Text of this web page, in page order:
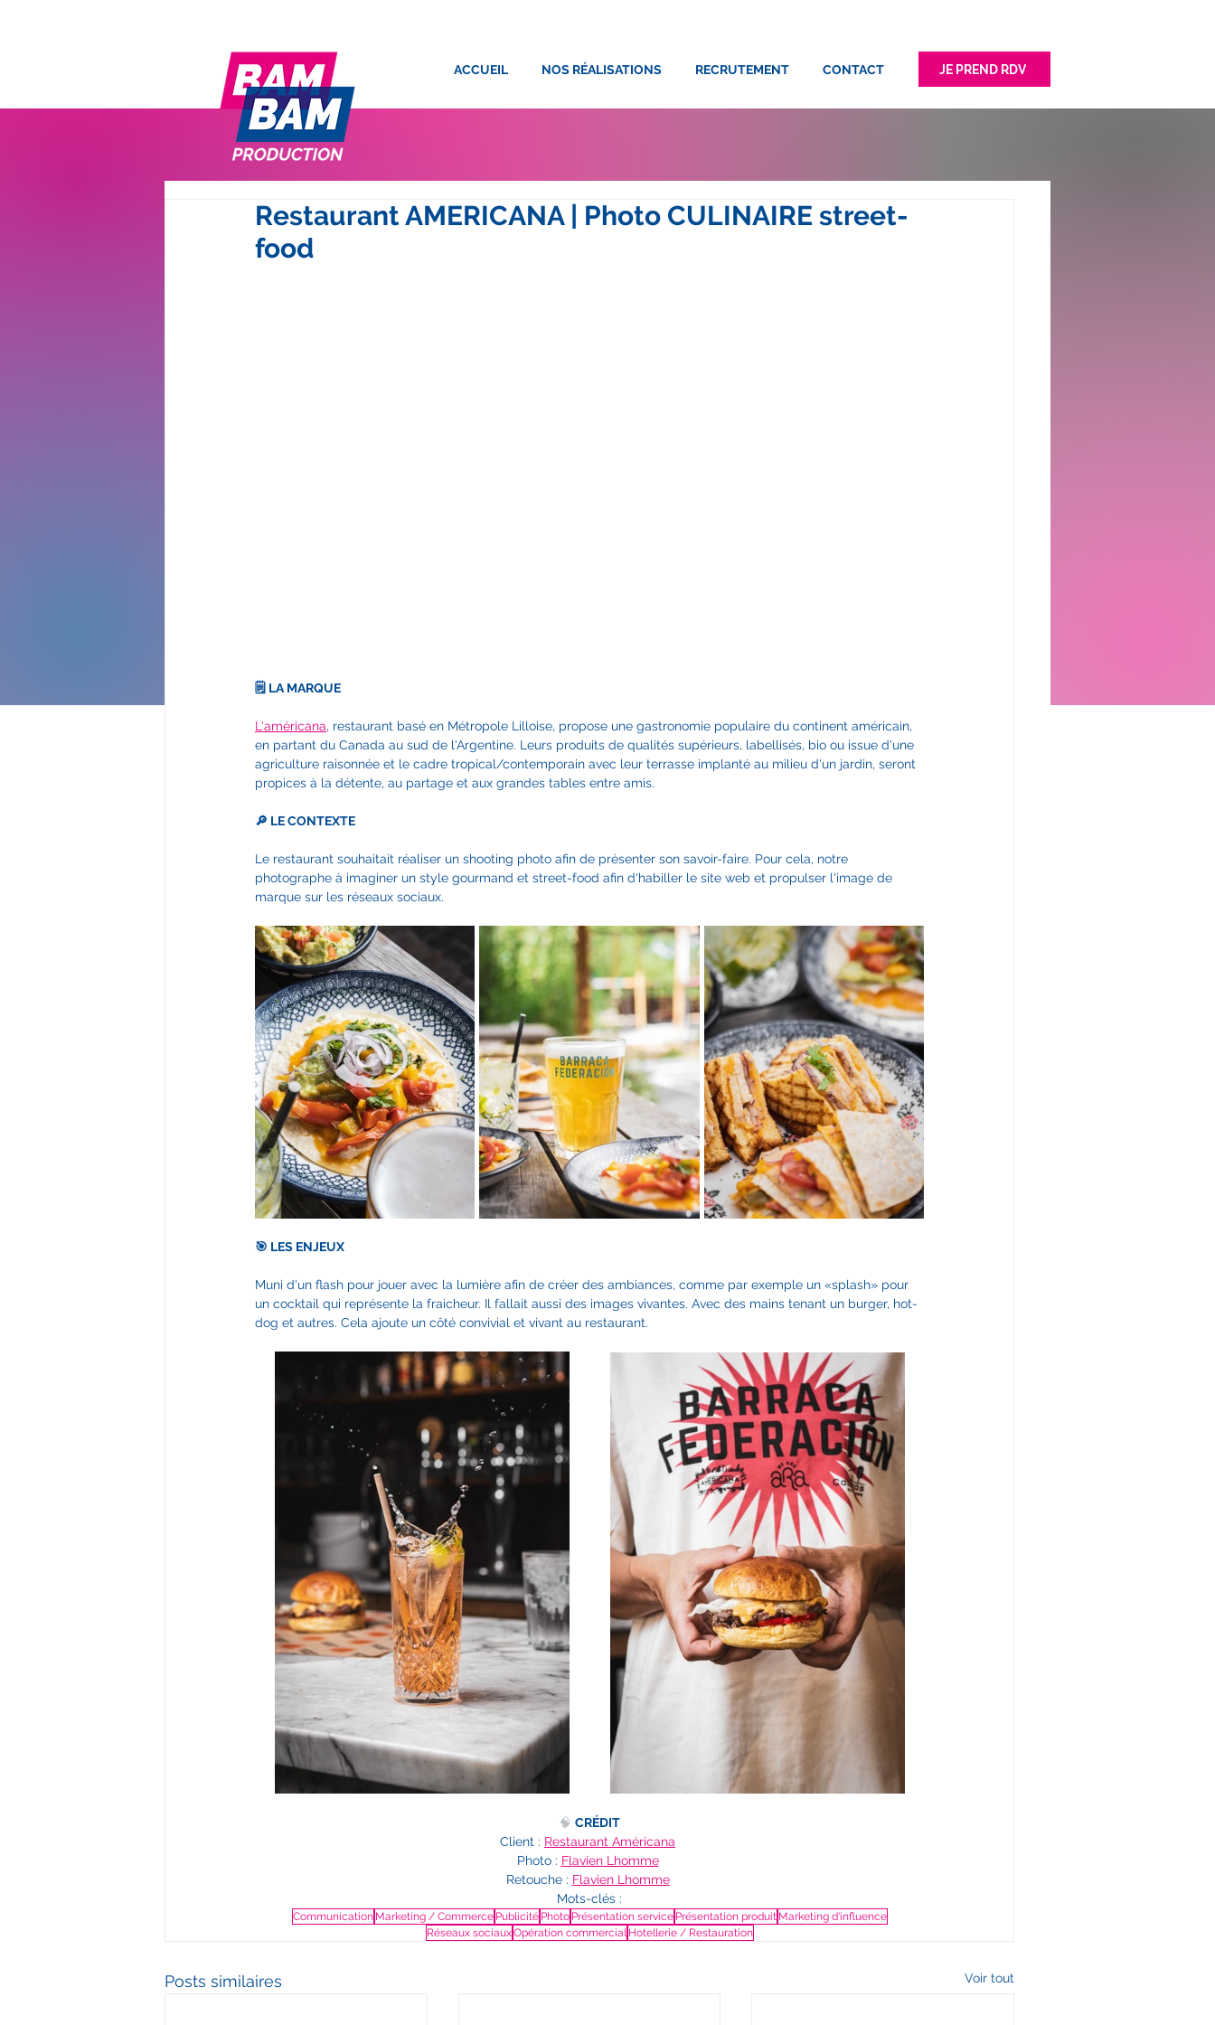
JE PREND RDV
Restaurant AMERICANA | Photo CULINAIRE street-
food
🗒️ LA MARQUE
L'américana, restaurant basé en Métropole Lilloise, propose une gastronomie populaire du continent américain,
en partant du Canada au sud de l'Argentine. Leurs produits de qualités supérieurs, labellisés, bio ou issue d'une
agriculture raisonnée et le cadre tropical/contemporain avec leur terrasse implanté au milieu d'un jardin, seront
propices à la détente, au partage et aux grandes tables entre amis.
🔎 LE CONTEXTE
Le restaurant souhaitait réaliser un shooting photo afin de présenter son savoir-faire. Pour cela, notre
photographe à imaginer un style gourmand et street-food afin d'habiller le site web et propulser l'image de
marque sur les réseaux sociaux.
🎯 LES ENJEUX
Muni d'un flash pour jouer avec la lumière afin de créer des ambiances, comme par exemple un «splash» pour
un cocktail qui représente la fraicheur. Il fallait aussi des images vivantes. Avec des mains tenant un burger, hot-
dog et autres. Cela ajoute un côté convivial et vivant au restaurant.
🧠 CRÉDIT
Client : Restaurant Américana
Photo : Flavien Lhomme
Retouche : Flavien Lhomme
Mots-clés :
Communication Marketing / Commerce Publicité Photo Présentation service Présentation produit Marketing d'influence
Réseaux sociauxOpération commercial Hotellerie / Restauration
Posts similaires Voir tout
ACCUEIL NOS RÉALISATIONS RECRUTEMENT CONTACT